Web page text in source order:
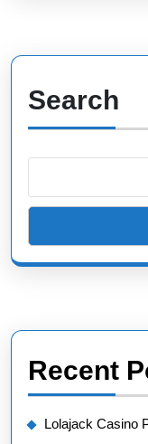
Search
Recent
Lolajack Casino